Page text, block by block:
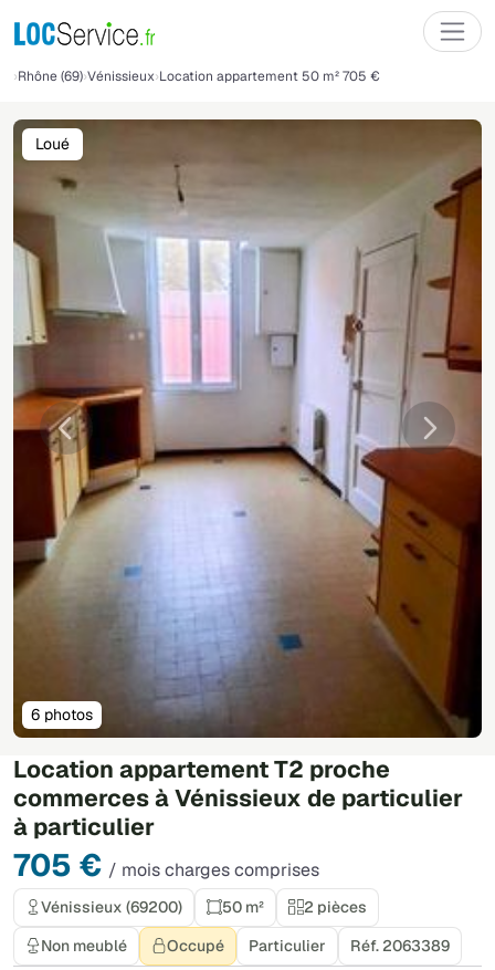
Rhône (69) Vénissieux Location appartement 50 m² 705 €
Location appartement T2 proche
commerces à Vénissieux de particulier
à particulier
705 € / mois charges comprises
Précédente
6 photos
Loué
Vénissieux (69200) 50 m²
2 pièces
Non meublé
Occupé Particulier Réf. 2063389